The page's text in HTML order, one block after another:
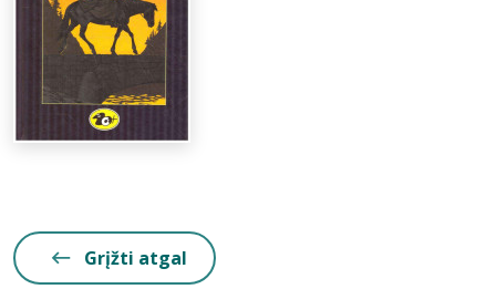
Grįžti atgal